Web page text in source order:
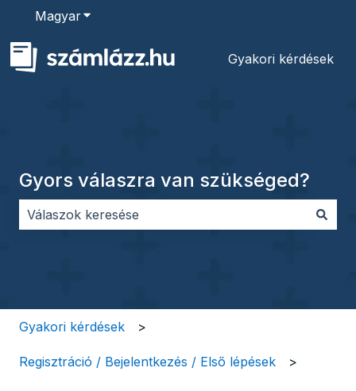
MagyarAlmenü megjelenítése fordításokhoz
Gyakori kérdések
Gyors válaszra van szükséged?
Gyakori kérdések
Regisztráció / Bejelentkezés / Első lépések